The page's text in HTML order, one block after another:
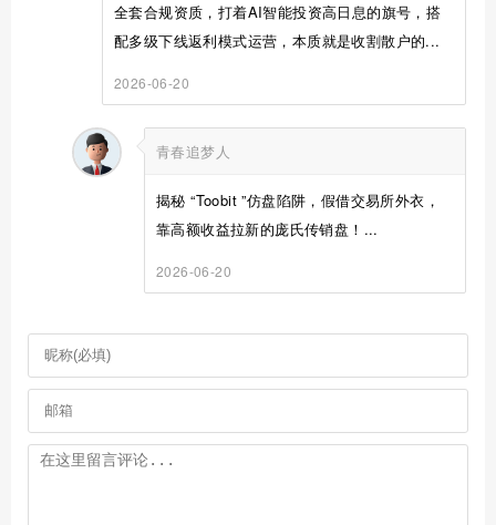
全套合规资质，打着AI智能投资高日息的旗号，搭
配多级下线返利模式运营，本质就是收割散户的...
2026-06-20
青春追梦人
揭秘 “Toobit ”仿盘陷阱，假借交易所外衣，
靠高额收益拉新的庞氏传销盘！...
2026-06-20